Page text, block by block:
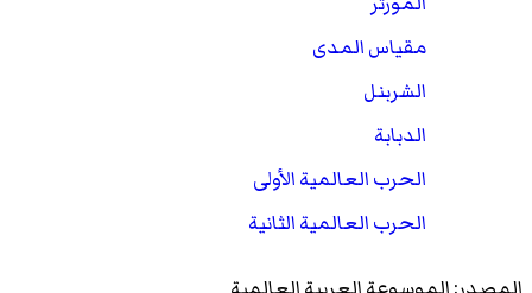
مقياس المدى
الشربنل
الدبابة
الحرب العالمية الأولى
الحرب العالمية الثانية